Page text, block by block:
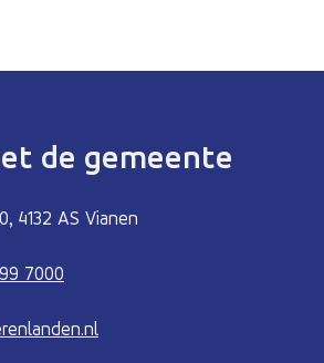
de gemeente
4132 AS Vianen
7000